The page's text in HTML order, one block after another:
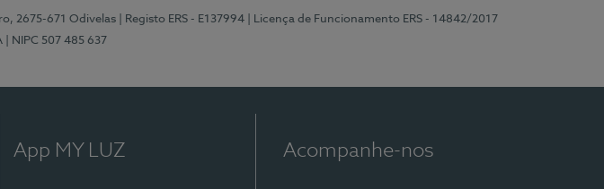
2675-671 Odivelas | Registo ERS - E137994
| Licença de Funcionamento ERS - 14842/2017
| NIPC 507 485 637
App MY LUZ Acompanhe-nos